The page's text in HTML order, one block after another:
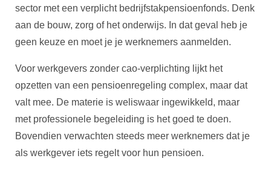
sector met een verplicht bedrijfstakpensioenfonds. Denk
aan de bouw, zorg of het onderwijs. In dat geval heb je
geen keuze en moet je je werknemers aanmelden.
Voor werkgevers zonder cao-verplichting lijkt het
opzetten van een pensioenregeling complex, maar dat
valt mee. De materie is weliswaar ingewikkeld, maar
met professionele begeleiding is het goed te doen.
Bovendien verwachten steeds meer werknemers dat je
als werkgever iets regelt voor hun pensioen.